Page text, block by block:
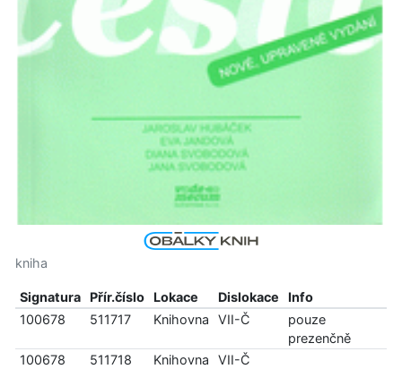
kniha
Signatura Přír.číslo Lokace Dislokace
Info
100678
511717 Knihovna VII-Č
pouze
prezenčně
100678
511718 Knihovna VII-Č